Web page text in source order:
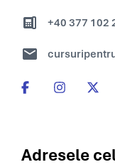
+40 377 102
Adresele